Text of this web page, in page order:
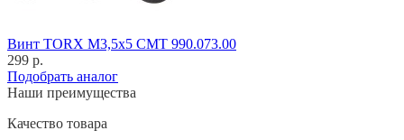
Винт TORX M3,5x5 CMT 990.073.00
299 р.
Подобрать аналог
Наши преимущества
Качество товара